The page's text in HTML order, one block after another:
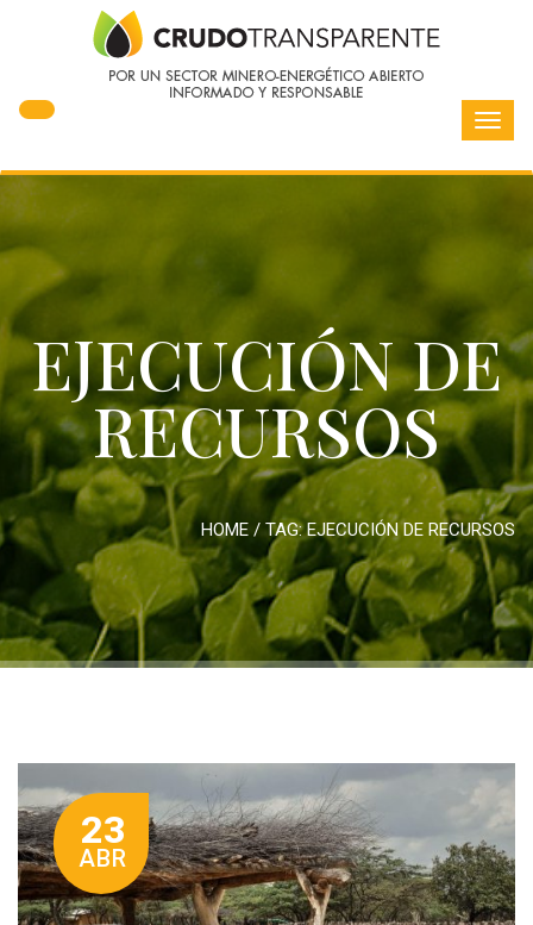
EJECUCIÓN DE
RECURSOS
HOME / TAG:EJECUCIÓN DE RECURSOS
23
ABR